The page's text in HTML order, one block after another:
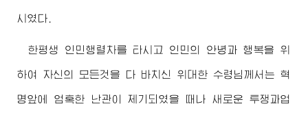
시였다.
한평생 인민행렬차를 타시고 인민의 안녕과 행복을 위
하여 자신의 모든것을 다 바치신 위대한 수령님 께서는 혁
명앞에 엄혹한 난관이 제기되였을 때나 새로운 투쟁과업